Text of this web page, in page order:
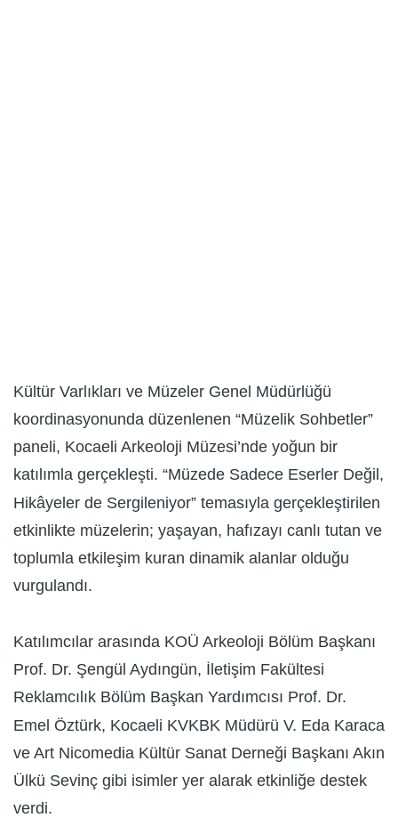
Kültür Varlıkları ve Müzeler Genel Müdürlüğü
koordinasyonunda düzenlenen “Müzelik Sohbetler”
paneli, Kocaeli Arkeoloji Müzesi’nde yoğun bir
katılımla gerçekleşti. “Müzede Sadece Eserler Değil,
Hikâyeler de Sergileniyor” temasıyla gerçekleştirilen
etkinlikte müzelerin; yaşayan, hafızayı canlı tutan ve
toplumla etkileşim kuran dinamik alanlar olduğu
vurgulandı.
Katılımcılar arasında KOÜ Arkeoloji Bölüm Başkanı
Prof. Dr. Şengül Aydıngün, İletişim Fakültesi
Reklamcılık Bölüm Başkan Yardımcısı Prof. Dr.
Emel Öztürk, Kocaeli KVKBK Müdürü V. Eda Karaca
ve Art Nicomedia Kültür Sanat Derneği Başkanı Akın
Ülkü Sevinç gibi isimler yer alarak etkinliğe destek
verdi.